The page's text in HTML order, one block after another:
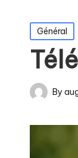
Posted
in
Général
PostedBy